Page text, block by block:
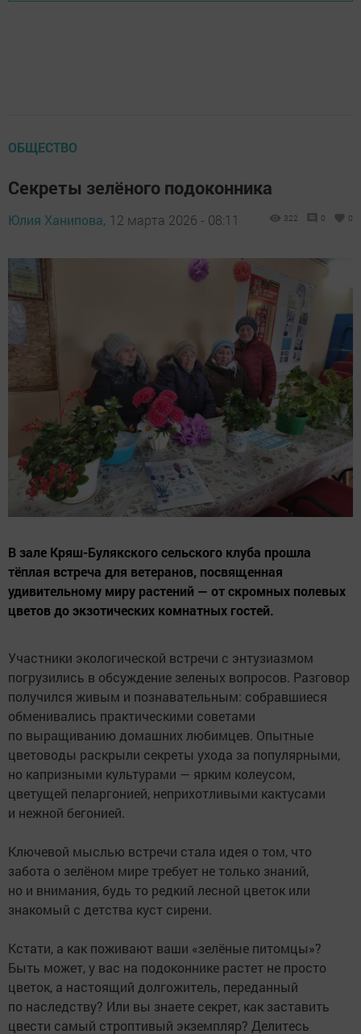
ОБЩЕСТВО
Секреты зелёного подоконника
Юлия Ханипова, 12 марта 2026 - 08:11 322 0 0
В зале Кряш-Булякского сельского клуба прошла
тёплая встреча для ветеранов, посвященная
удивительному миру растений — от скромных полевых
цветов до экзотических комнатных гостей.
Участники экологической встречи с энтузиазмом
погрузились в обсуждение зеленых вопросов. Разговор
получился живым и познавательным: собравшиеся
обменивались практическими советами
по выращиванию домашних любимцев. Опытные
цветоводы раскрыли секреты ухода за популярными,
но капризными культурами — ярким колеусом,
цветущей пеларгонией, неприхотливыми кактусами
и нежной бегонией.
Ключевой мыслью встречи стала идея о том, что
забота о зелёном мире требует не только знаний,
но и внимания, будь то редкий лесной цветок или
знакомый с детства куст сирени.
Кстати, а как поживают ваши «зелёные питомцы»?
Быть может, у вас на подоконнике растет не просто
цветок, а настоящий долгожитель, переданный
по наследству? Или вы знаете секрет, как заставить
цвести самый строптивый экземпляр? Делитесь